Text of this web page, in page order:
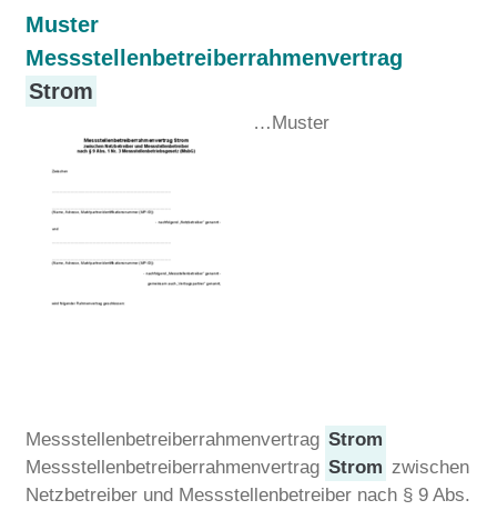
Muster
Messstellenbetreiberrahmenvertrag
Strom
…Muster
Messstellenbetreiberrahmenvertrag Strom
Messstellenbetreiberrahmenvertrag Strom zwischen
Netzbetreiber und Messstellenbetreiber nach § 9 Abs.